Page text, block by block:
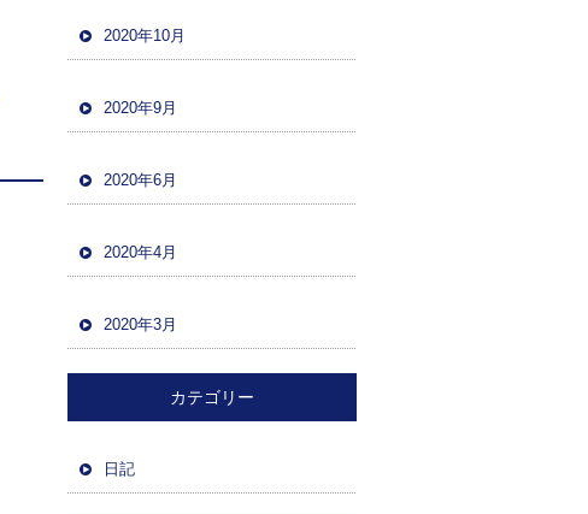
2020年10月
2020年9月
2020年6月
2020年4月
2020年3月
カテゴリー
日記